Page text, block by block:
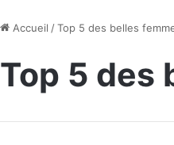
Accueil /Top 5 des belles
Top 5 des